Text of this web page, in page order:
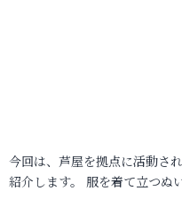
今回は、芦屋を拠点に活動さ
紹介します。 服を着て立つぬ